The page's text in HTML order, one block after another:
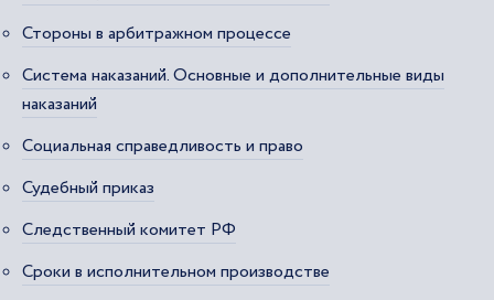
Стороны в арбитражном процессе
Система наказаний. Основные и дополнительные виды
наказаний
Социальная справедливость и право
Судебный приказ
Следственный комитет РФ
Сроки в исполнительном производстве